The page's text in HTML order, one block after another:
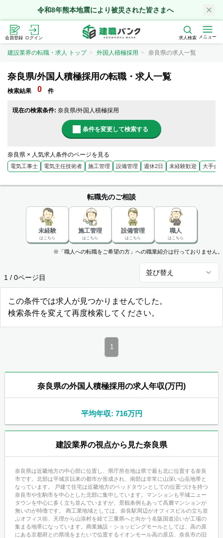
令和8年熊本地震により被災された皆さまへ
会員登録 ログイン 求人検索 メニュー
建設業界の転職・求人 トップ 外国人積極採用 奈良県の求人一覧
奈良県/外国人積極採用の転職・求人一覧
検索結果 0 件
現在の検索条件: 奈良県/外国人積極採用
条件を変更して検索する
奈良県 × 人気求人条件のページを見る
電気工事士 電気主任技術者 施工管理 設備管理 週休2日 未経験歓迎 大手企
転職先のご相談
未経験
はこちら
施工管理
はこちら
設備管理
はこちら
職人
はこちら
※「職人への転職をご希望の方」への職業紹介は行っておりません。
1 / 0ページ目
並び替え
この条件では求人が見つかりませんでした。
検索条件を変えて再度検索してください。
1
奈良県の外国人積極採用の求人年収(万円)
平均年収: 716万円
建設業界の視点から見た奈良県
奈良県は近畿地方の中心部に位置し、県庁所在地は県で最も北に位置する奈良
市です。北部は平城京以来の都市が形成され、南部は非常に山深い山岳地帯と
なっています。 戸建て住宅は近畿地方のベッドタウンとしての位置づけを持つ
奈良市や生駒市を中心とした北部に集中しています。マンションも平城ニュー
タウンを中心に多く立ち並んでいますが、景観条例もあって高層マンションが
無いのが特徴です。 商工業地域としては、奈良駅周辺がオフィスビルの立ち並
ぶオフィス街、天理から山添村を経て三重県へと向かう名阪国道沿いが工場の
集まる地帯になっています。商業施設・ショッピングモールとしては、高の原
にある京都府との県境をまたいで位置するイオンモール高の原店、奈良市の旧